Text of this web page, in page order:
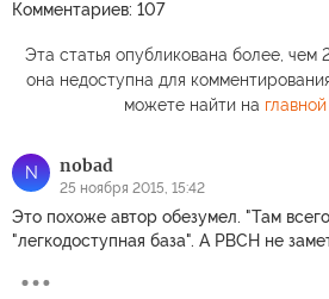
Комментариев: 107
Эта статья опубликована более, чем
она недоступна для
можете найти на
N nobad
25 ноября 2015, 15:42
Это похоже автор обезумел. "Там
"легкодоступная база". А РВСН не